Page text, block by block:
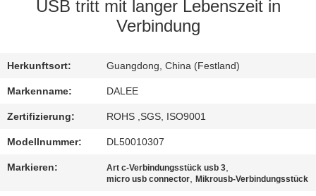
MIT
UNS
IN
VERBINDUNG
USB tritt mit langer Lebenszeit in
Verbindung
Herkunftsort: Guangdong, China (Festland)
Markenname: DALEE
Zertifizierung: ROHS ,SGS, ISO9001
Modellnummer: DL50010307
Markieren: Art c-Verbindungsstück usb 3,
micro usb connector,Mikrousb-Verbindungsstück